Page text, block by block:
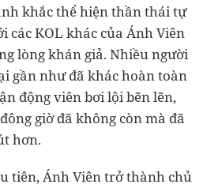
khắc thể hiện thần thái tự
các KOL khác của Ánh Viên
lòng khán giả. Nhiều người
gần như đã khác hoàn toàn
động viên bơi lội bẽn lẽn,
giờ đã không còn mà đã
hơn.
tiên, Ánh Viên trở thành chủ